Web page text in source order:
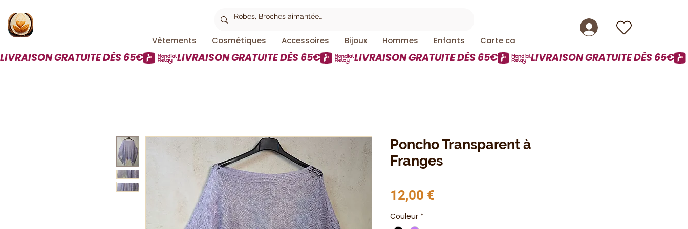
Vêtements Cosmétiques Accessoires Bijoux Hommes Enfants Carte cadeau
LIVRAISON GRATUITE DÈS 65€
Poncho Transparent à
Franges
12,00 €
Couleur *